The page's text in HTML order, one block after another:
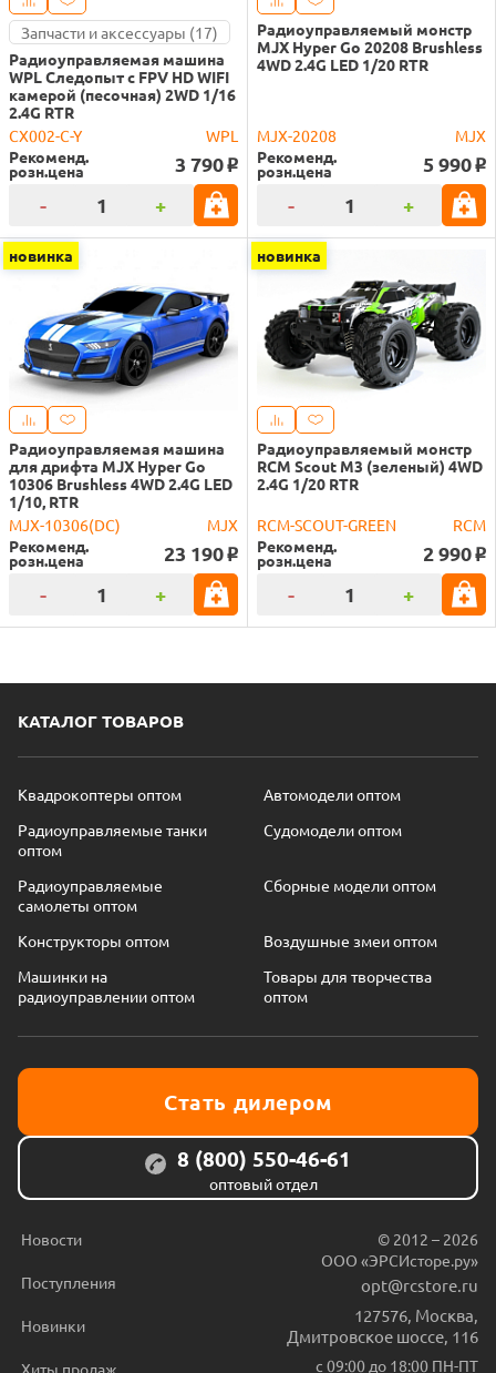
Запчасти и аксессуары (17)
Радиоуправляемая машина
WPL Следопыт с FPV HD WIFI
камерой (песочная) 2WD 1/16
2.4G RTR
CX002-C-Y
WPL
Рекоменд.
розн.цена 3 790 o
- +
Радиоуправляемый монстр
MJX Hyper Go 20208 Brushless
4WD 2.4G LED 1/20 RTR
MJX-20208
MJX
Рекоменд.
розн.цена 5 990 o
- +
новинка
Радиоуправляемая машина
для дрифта MJX Hyper Go
10306 Brushless 4WD 2.4G LED
1/10, RTR
MJX-10306(DC)
MJX
Рекоменд.
розн.цена 23 190 o
- +
новинка
Радиоуправляемый монстр
RCM Scout M3 (зеленый) 4WD
2.4G 1/20 RTR
RCM-SCOUT-GREEN
RCM
Рекоменд.
розн.цена 2 990 o
- +
КАТАЛОГ ТОВАРОВ
Квадрокоптеры оптом
Автомодели оптом
Радиоуправляемые танки
оптом
Судомодели оптом
Радиоуправляемые
самолеты оптом
Сборные модели оптом
Конструкторы оптом
Воздушные змеи оптом
Машинки на
радиоуправлении оптом
Товары для творчества
оптом
Стать дилером
8 (800) 550-46-61
оптовый отдел
Новости
Поступления
Новинки
Хиты продаж
© 2012 – 2026
ООО «ЭРСИсторе.ру»
opt@rcstore.ru
127576 Москва
Дмитровское шоссе, 116
с 09:00 до 18:00 ПН-ПТ